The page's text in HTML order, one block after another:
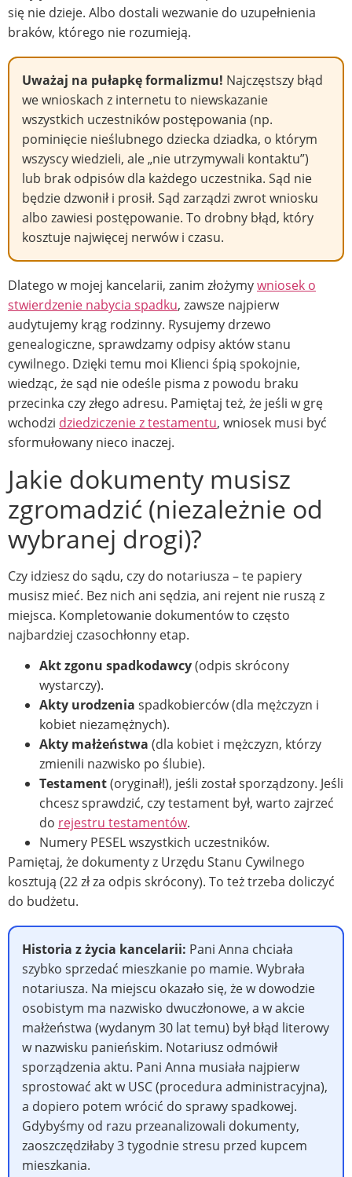
się nie dzieje. Albo dostali wezwanie do uzupełnienia
braków, którego nie rozumieją.
Uważaj na pułapkę formalizmu! Najczęstszy błąd
we wnioskach z internetu to niewskazanie
wszystkich uczestników postępowania (np.
pominięcie nieślubnego dziecka dziadka, o którym
wszyscy wiedzieli, ale „nie utrzymywali kontaktu”)
lub brak odpisów dla każdego uczestnika. Sąd nie
będzie dzwonił i prosił. Sąd zarządzi zwrot wniosku
albo zawiesi postępowanie. To drobny błąd, który
kosztuje najwięcej nerwów i czasu.
Dlatego w mojej kancelarii, zanim złożymywniosek o
stwierdzenie nabycia spadku, zawsze najpierw
audytujemy krąg rodzinny. Rysujemy drzewo
genealogiczne, sprawdzamy odpisy aktów stanu
cywilnego. Dzięki temu moi Klienci śpią spokojnie,
wiedząc, że sąd nie odeśle pisma z powodu braku
przecinka czy złego adresu. Pamiętaj też, że jeśli w grę
wchodzi dziedziczenie z testamentu, wniosek musi być
sformułowany nieco inaczej.
Jakie dokumenty musisz
zgromadzić (niezależnie od
wybranej drogi)?
Czy idziesz do sądu, czy do notariusza – te papiery
musisz mieć. Bez nich ani sędzia, ani rejent nie ruszą z
miejsca. Kompletowanie dokumentów to często
najbardziej czasochłonny etap.
Akt zgonu spadkodawcy(odpis skrócony
wystarczy).
Akty urodzenia spadkobierców (dla mężczyzn i
kobiet niezamężnych).
Akty małżeństwa (dla kobiet i mężczyzn, którzy
zmienili nazwisko po ślubie).
Testament(oryginał!), jeśli został sporządzony. Jeśli
chcesz sprawdzić, czy testament był, warto zajrzeć
do rejestru testamentów.
Numery PESEL wszystkich uczestników.
Pamiętaj, że dokumenty z Urzędu Stanu Cywilnego
kosztują (22 zł za odpis skrócony). To też trzeba doliczyć
do budżetu.
Historia z życia kancelarii: Pani Anna chciała
szybko sprzedać mieszkanie po mamie. Wybrała
notariusza. Na miejscu okazało się, że w dowodzie
osobistym ma nazwisko dwuczłonowe, a w akcie
małżeństwa (wydanym 30 lat temu) był błąd literowy
w nazwisku panieńskim. Notariusz odmówił
sporządzenia aktu. Pani Anna musiała najpierw
sprostować akt w USC (procedura administracyjna),
a dopiero potem wrócić do sprawy spadkowej.
Gdybyśmy od razu przeanalizowali dokumenty,
zaoszczędziłaby 3 tygodnie stresu przed kupcem
mieszkania.